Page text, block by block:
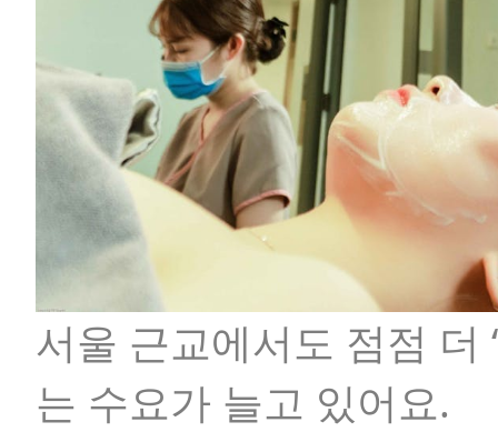
서울 근교에서도 점점 더
는 수요가 늘고 있어요.